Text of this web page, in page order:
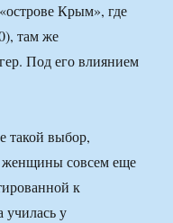
Крым», где
там же
Под его влиянием
такой выбор,
женщины совсем еще
к
у